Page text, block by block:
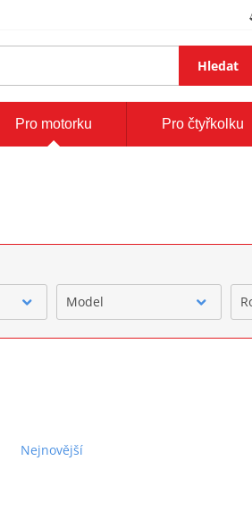
Hledat
Pro motorku Pro čtyřkolku
Model
Nejnovější